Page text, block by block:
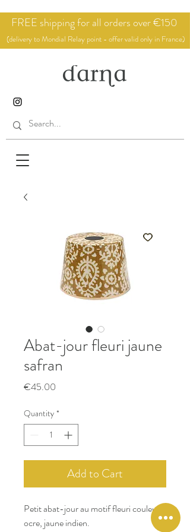
FREE shipping for all orders over €150
(delivery to Mondial Relay point - offer valid only in France)
Abat-jour fleuri jaune
safran
€45.00
Quantity *
Add to Cart
Petit abat-jour au motif fleuri couleur
ocre, jaune indien.